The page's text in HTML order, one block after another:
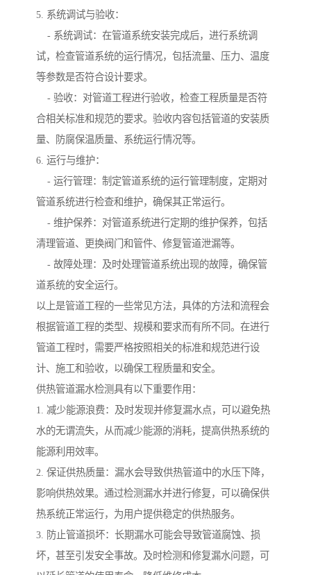
5. 系统调试与验收：
- 系统调试：在管道系统安装完成后，进行系统调
试，检查管道系统的运行情况，包括流量、压力、温度
等参数是否符合设计要求。
- 验收：对管道工程进行验收，检查工程质量是否符
合相关标准和规范的要求。验收内容包括管道的安装质
量、防腐保温质量、系统运行情况等。
6. 运行与维护：
- 运行管理：制定管道系统的运行管理制度，定期对
管道系统进行检查和维护，确保其正常运行。
- 维护保养：对管道系统进行定期的维护保养，包括
清理管道、更换阀门和管件、修复管道泄漏等。
- 故障处理：及时处理管道系统出现的故障，确保管
道系统的安全运行。
以上是管道工程的一些常见方法，具体的方法和流程会
根据管道工程的类型、规模和要求而有所不同。在进行
管道工程时，需要严格按照相关的标准和规范进行设
计、施工和验收，以确保工程质量和安全。
供热管道漏水检测具有以下重要作用：
1. 减少能源浪费：及时发现并修复漏水点，可以避免热
水的无谓流失，从而减少能源的消耗，提高供热系统的
能源利用效率。
2. 保证供热质量：漏水会导致供热管道中的水压下降，
影响供热效果。通过检测漏水并进行修复，可以确保供
热系统正常运行，为用户提供稳定的供热服务。
3. 防止管道损坏：长期漏水可能会导致管道腐蚀、损
坏，甚至引发安全事故。及时检测和修复漏水问题，可